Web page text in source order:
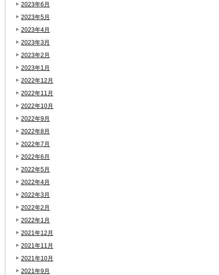
2023年6月
2023年5月
2023年4月
2023年3月
2023年2月
2023年1月
2022年12月
2022年11月
2022年10月
2022年9月
2022年8月
2022年7月
2022年6月
2022年5月
2022年4月
2022年3月
2022年2月
2022年1月
2021年12月
2021年11月
2021年10月
2021年9月